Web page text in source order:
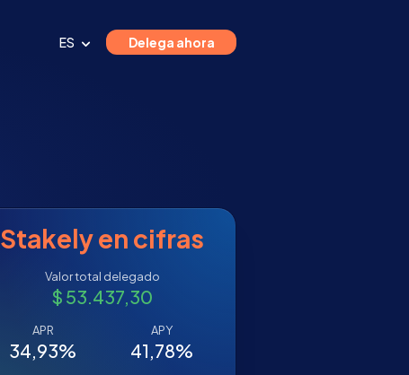
ES Delega ahora
Stakely en cifras
Valor total delegado
$ 53.437,30
APR
34,93%
APY
41,78%